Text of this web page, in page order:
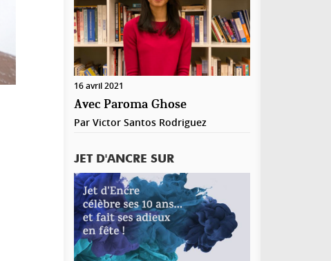
Enregistrer mon nom, mon e-mail et mon site web
16 avril 2021
Avec Paroma Ghose
Par Victor Santos Rodriguez
JET D'ANCRE SUR